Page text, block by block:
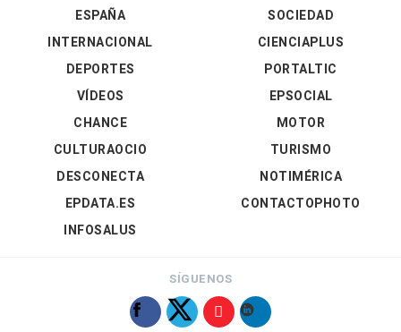
ESPAÑA
INTERNACIONAL
DEPORTES
VÍDEOS
SOCIEDAD
CIENCIAPLUS
PORTALTIC
EPSOCIAL
CHANCE
CULTURAOCIO
DESCONECTA
EPDATA.ES
INFOSALUS
MOTOR
TURISMO
NOTIMÉRICA
CONTACTOPHOTO
SÍGUENOS